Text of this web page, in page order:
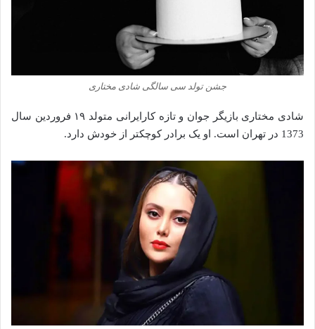
جشن تولد سی سالگی شادی مختاری
شادی مختاری بازیگر جوان و تازه کارایرانی متولد ۱۹ فروردین سال
1373 در تهران است. او یک برادر کوچکتر از خودش دارد.